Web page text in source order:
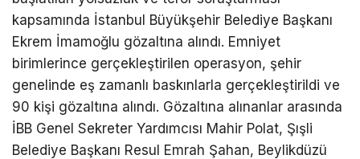
kapsamında İstanbul Büyükşehir Belediye Başkanı
Ekrem İmamoğlu gözaltına alındı. Emniyet
birimlerince gerçekleştirilen operasyon, şehir
genelinde eş zamanlı baskınlarla gerçekleştirildi ve
90 kişi gözaltına alındı. Gözaltına alınanlar arasında
İBB Genel Sekreter Yardımcısı Mahir Polat, Şışli
Belediye Başkanı Resul Emrah Şahan, Beylikdüzü